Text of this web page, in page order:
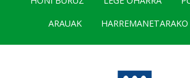
ARAUAK
HARREMANETARAKO